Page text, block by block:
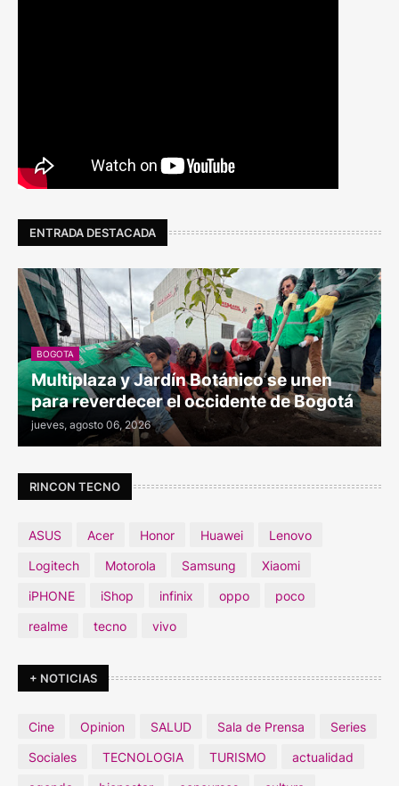
ENTRADA DESTACADA
BOGOTA
Multiplaza y Jardín Botánico se unen
para reverdecer el occidente de Bogotá
jueves, agosto 06, 2026
RINCON TECNO
ASUS Acer Honor Huawei
Lenovo
Logitech
Motorola Samsung
Xiaomi
iPHONE
iShop infinix oppo
poco
realme
tecno vivo
+ NOTICIAS
Cine Opinion SALUD Sala de Prensa
Series
Sociales
TECNOLOGIA TURISMO
actualidad